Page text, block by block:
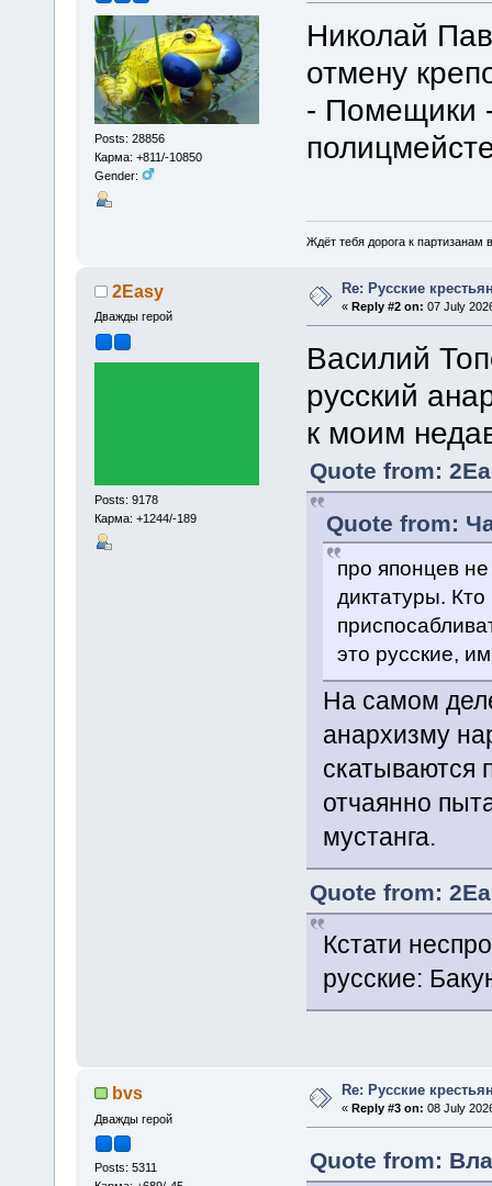
Posts: 28856
Карма: +811/-10850
Gender:
Николай
отмену
- Помещики
Ждёт тебя дорога к партизанам
2Easy
Дважды герой
Posts: 9178
Карма: +1244/-189
Re: Русские
«Reply #2 on: 07 July
Василий
русский
к моим
Quote from:
Quote from:
про японцев
диктатуры.
это русские,
На самом
анархизму
скатываются
отчаянно
мустанга.
Quote from:
Кстати
русские:
bvs
Дважды герой
Posts: 5311
Re: Русские
«Reply #3 on: 08 July
Quote from: